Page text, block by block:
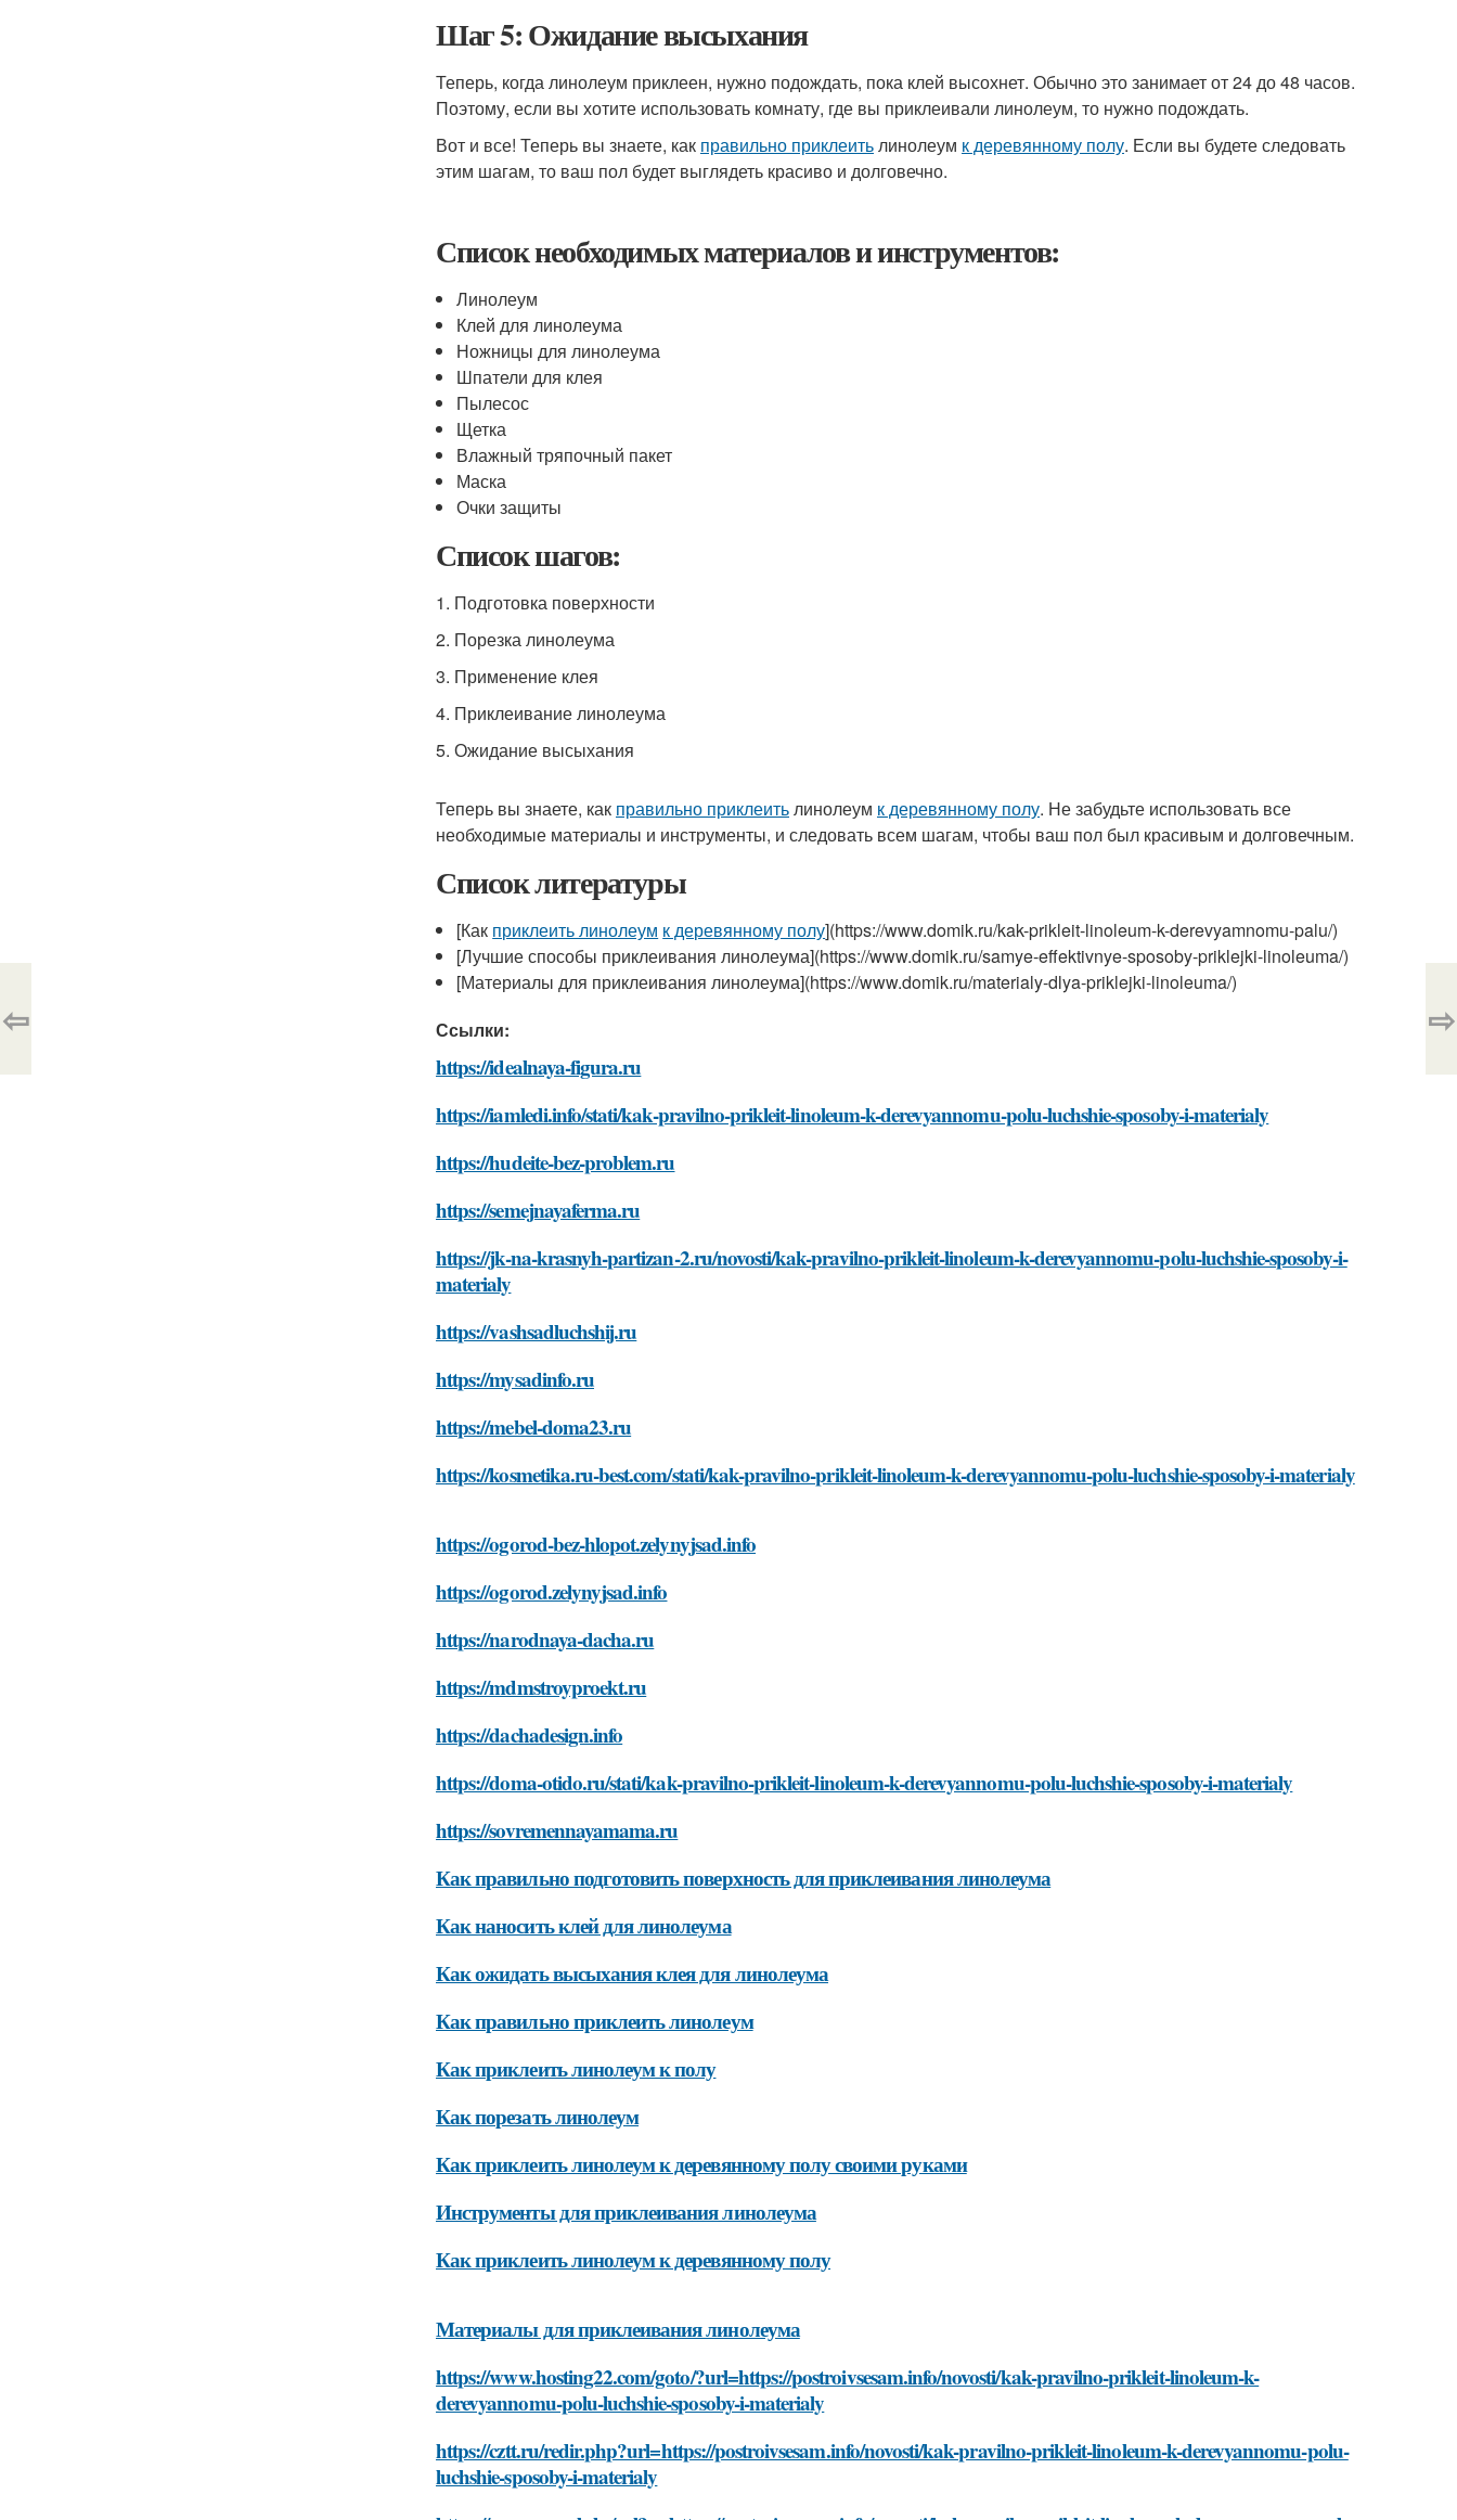
Шаг 5: Ожидание высыхания
Теперь, когда линолеум приклеен, нужно подождать, пока клей высохнет. Обычно это занимает от 24 до 48 часов.
Поэтому, если вы хотите использовать комнату, где вы приклеивали линолеум, то нужно подождать.
Вот и все! Теперь вы знаете, как правильно приклеитьлинолеум к деревянному полу. Если вы будете следовать
этим шагам, то ваш пол будет выглядеть красиво и долговечно.
Список необходимых материалов и инструментов:
Линолеум
Клей для линолеума
Ножницы для линолеума
Шпатели для клея
Пылесос
Щетка
Влажный тряпочный пакет
Маска
Очки защиты
Список шагов:
1. Подготовка поверхности
2. Порезка линолеума
3. Применение клея
4. Приклеивание линолеума
5. Ожидание высыхания
Теперь вы знаете, как правильно приклеитьлинолеум к деревянному полу. Не забудьте использовать все
необходимые материалы и инструменты, и следовать всем шагам, чтобы ваш пол был красивым и долговечным.
Список литературы
[Как приклеить линолеум к деревянному полу](https://www.domik.ru/kak-prikleit-linoleum-k-derevyamnomu-palu/)
[Лучшие способы приклеивания линолеума](https://www.domik.ru/samye-effektivnye-sposoby-priklejki-linoleuma/)
[Материалы для приклеивания линолеума](https://www.domik.ru/materialy-dlya-priklejki-linoleuma/)
Ссылки:
https://idealnaya-figura.ru
https://iamledi.info/stati/kak-pravilno-prikleit-linoleum-k-derevyannomu-polu-luchshie-sposoby-i-materialy
https://hudeite-bez-problem.ru
https://semejnayaferma.ru
https://jk-na-krasnyh-partizan-2.ru/novosti/kak-pravilno-prikleit-linoleum-k-derevyannomu-polu-luchshie-sposoby-i-
materialy
https://vashsadluchshij.ru
https://mysadinfo.ru
https://mebel-doma23.ru
https://kosmetika.ru-best.com/stati/kak-pravilno-prikleit-linoleum-k-derevyannomu-polu-luchshie-sposoby-i-materialy
https://ogorod-bez-hlopot.zelynyjsad.info
https://ogorod.zelynyjsad.info
https://narodnaya-dacha.ru
https://mdmstroyproekt.ru
https://dachadesign.info
https://doma-otido.ru/stati/kak-pravilno-prikleit-linoleum-k-derevyannomu-polu-luchshie-sposoby-i-materialy
https://sovremennayamama.ru
Как правильно подготовить поверхность для приклеивания линолеума
Как наносить клей для линолеума
Как ожидать высыхания клея для линолеума
Как правильно приклеить линолеум
Как приклеить линолеум к полу
Как порезать линолеум
Как приклеить линолеум к деревянному полу своими руками
Инструменты для приклеивания линолеума
Как приклеить линолеум к деревянному полу
Материалы для приклеивания линолеума
https://www.hosting22.com/goto/?url=https://postroivsesam.info/novosti/kak-pravilno-prikleit-linoleum-k-
derevyannomu-polu-luchshie-sposoby-i-materialy
https://cztt.ru/redir.php?url=https://postroivsesam.info/novosti/kak-pravilno-prikleit-linoleum-k-derevyannomu-polu-
luchshie-sposoby-i-materialy
⇦ ⇨